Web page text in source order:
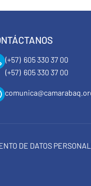
(+57) 605 330 37 00
(+57) 605 330 37 00
DE DATOS